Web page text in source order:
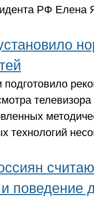
РФ Елена
технологий
поведение